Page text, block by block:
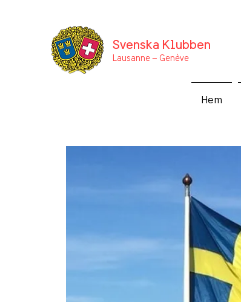
Svenska Klubben
Lausanne – Genève
Hem